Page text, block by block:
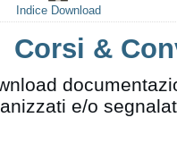
Indice Download
Corsi &
e/o